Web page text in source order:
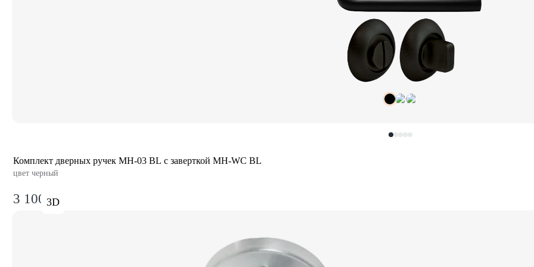
Комплект дверных ручек MH-03 BL с заверткой MH-WC BL
цвет черный
3 100₽3D